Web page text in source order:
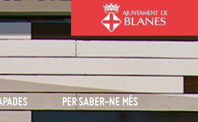
PER SABER-NE MÉS